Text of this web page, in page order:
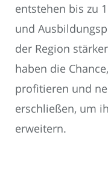
entstehen bis zu
und
der Region
haben die
profitieren und
erschließen, um
erweitern.